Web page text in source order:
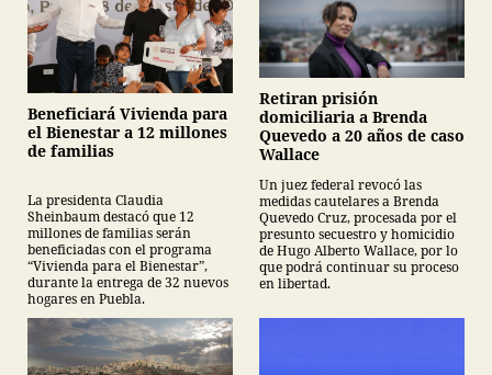
Beneficiará Vivienda para
el Bienestar a 12 millones
de familias
La presidenta Claudia
Sheinbaum destacó que 12
millones de familias serán
beneficiadas con el programa
“Vivienda para el Bienestar”,
durante la entrega de 32 nuevos
hogares en Puebla.
Retiran prisión
domiciliaria a Brenda
Quevedo a 20 años de caso
Wallace
Un juez federal revocó las
medidas cautelares a Brenda
Quevedo Cruz, procesada por el
presunto secuestro y homicidio
de Hugo Alberto Wallace, por lo
que podrá continuar su proceso
en libertad.